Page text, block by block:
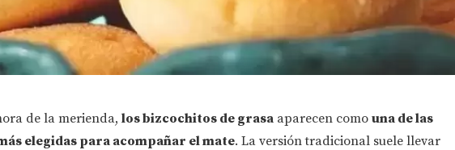
de la merienda, los bizcochitos de grasaaparecen como una de las
elegidas para acompañar el mate. La versión tradicional suele llevar